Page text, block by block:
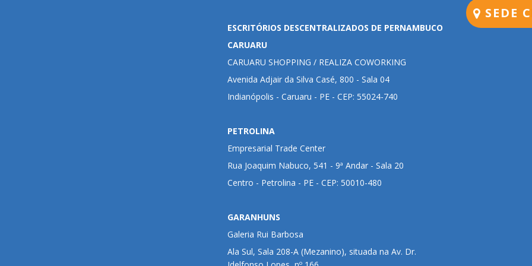
ESCRITÓRIOS DESCENTRALIZADOS DE PERNAMBUCO
CARUARU
CARUARU SHOPPING / REALIZA COWORKING
Avenida Adjair da Silva Casé, 800 - Sala 04
Indianópolis - Caruaru - PE - CEP: 55024-740
PETROLINA
Empresarial Trade Center
Rua Joaquim Nabuco, 541 - 9ª Andar - Sala 20
Centro - Petrolina - PE - CEP: 50010-480
GARANHUNS
Galeria Rui Barbosa
Ala Sul, Sala 208-A (Mezanino), situada na Av. Dr.
SEDE